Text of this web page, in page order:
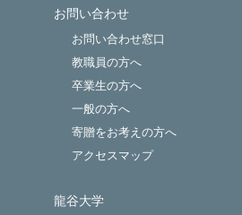
お問い合わせ
お問い合わせ窓口
教職員の方へ
卒業生の方へ
一般の方へ
寄贈をお考えの方へ
アクセスマップ
龍谷大学